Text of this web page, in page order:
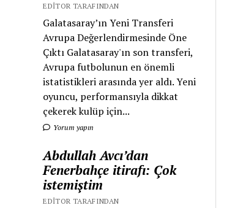
EDITOR TARAFINDAN
Galatasaray’ın Yeni Transferi
Avrupa Değerlendirmesinde Öne
Çıktı Galatasaray'ın son transferi,
Avrupa futbolunun en önemli
istatistikleri arasında yer aldı. Yeni
oyuncu, performansıyla dikkat
çekerek kulüp için...
Yorum yapın
Abdullah Avcı’dan
Fenerbahçe itirafı: Çok
istemiştim
EDITOR TARAFINDAN